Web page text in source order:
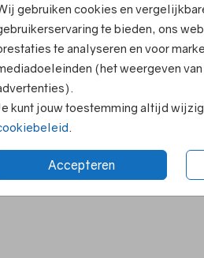
gebruiken cookies en
te bieden, ons
te analyseren en voor
(het weergeven
kunt jouw toestemming altijd
Accepteren
leuk